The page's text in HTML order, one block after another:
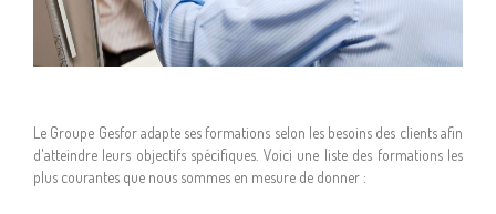
Le Groupe Gesfor adapte ses formations selon les besoins des clients afin
d'atteindre leurs objectifs spécifiques. Voici une liste des formations les
plus courantes que nous sommes en mesure de donner :